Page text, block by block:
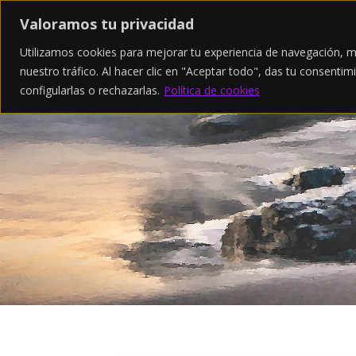
Valoramos tu privacidad
Utilizamos cookies para mejorar tu experiencia de navegación,
nuestro tráfico. Al hacer clic en "Aceptar todo", das tu
configularlas o rechazarlas. Política de cookies